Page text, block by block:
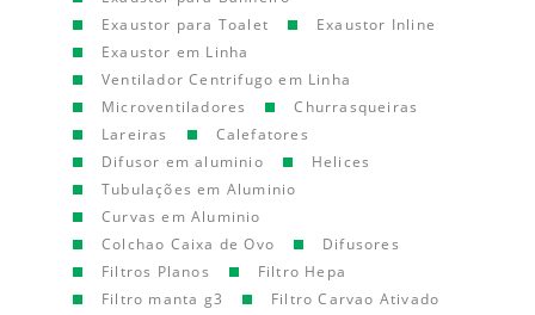
Exaustor para Toalet
Exaustor Inline
Exaustor em Linha
Ventilador Centrifugo em Linha
Microventiladores
Churrasqueiras
Lareiras
Calefatores
Difusor em aluminio
Helices
Tubulações em Aluminio
Curvas em Aluminio
Colchao Caixa de Ovo
Difusores
Filtros Planos
Filtro Hepa
Filtro manta g3
Filtro Carvao Ativado